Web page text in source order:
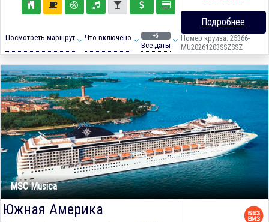
Посмотреть маршрут Что включено +5
Все даты
Подробнее
Номер круиза: 25366-
MU20261203SSZSSZ
MSC Musica
Южная Америка